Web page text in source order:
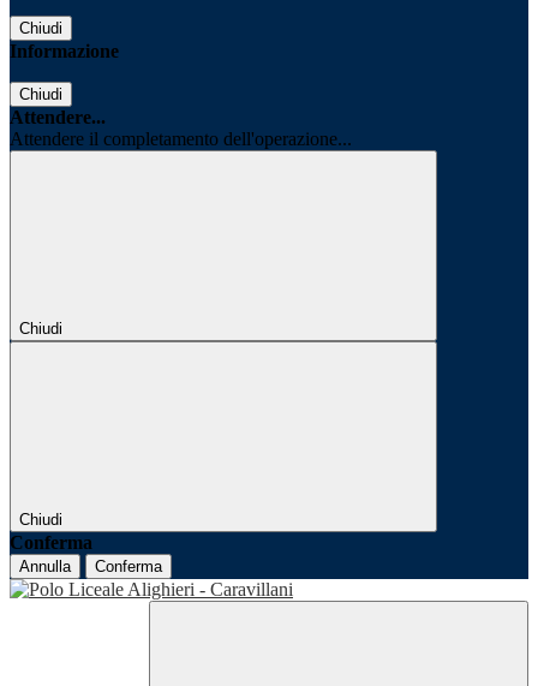
Chiudi
Informazione
Chiudi
Attendere...
Attendere il completamento dell'operazione...
Chiudi
Chiudi
Conferma
Annulla Conferma